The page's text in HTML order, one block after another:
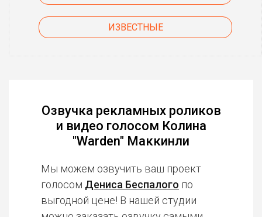
ИЗВЕСТНЫЕ
Озвучка рекламных роликов
и видео голосом Колина
"Warden" Маккинли
Мы можем озвучить ваш проект
голосом Дениса Беспалого по
выгодной цене! В нашей студии